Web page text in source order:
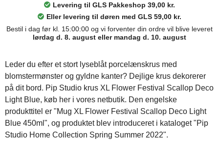
Levering til GLS Pakkeshop 39,00 kr.
Eller levering til døren med GLS 59,00 kr.
Bestil i dag før kl. 15:00:00 og vi forventer din ordre vil blive leveret
lørdag d. 8. august eller mandag d. 10. august
Leder du efter et stort lyseblåt porcelænskrus med
blomstermønster og gyldne kanter? Dejlige krus dekorerer
på dit bord. Pip Studio krus XL Flower Festival Scallop Deco
Light Blue, køb her i vores netbutik. Den engelske
produkttitel er "Mug XL Flower Festival Scallop Deco Light
Blue 450ml", og produktet blev introduceret i kataloget "Pip
Studio Home Collection Spring Summer 2022".